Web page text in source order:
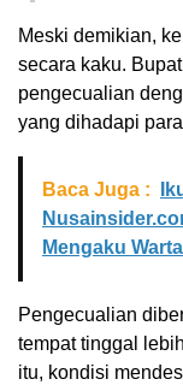
Meski demikian,
secara kaku.
pengecualian
yang dihadapi
Baca Juga :
Mengaku
Pengecualian
tempat tinggal
itu, kondisi